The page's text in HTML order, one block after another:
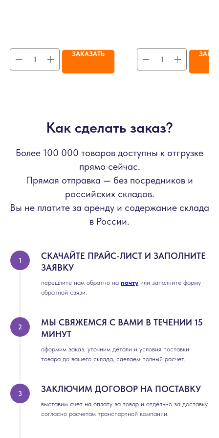
ЗАКАЗАТЬ
Как сделать заказ?
Более 100 000 товаров доступны к отгрузке
прямо сейчас.
Прямая отправка — без посредников и
российских складов.
Вы не платите за аренду и содержание склада
в России.
СКАЧАЙТЕ ПРАЙС-ЛИСТ И ЗАПОЛНИТЕ
ЗАЯВКУ
перешлите нам обратно на почту или заполните форму
обратной связи.
МЫ СВЯЖЕМСЯ С ВАМИ В ТЕЧЕНИИ 15
МИНУТ
оформим заказ, уточним детали и условия поставки
товара до вашего склада, сделаем полный расчет.
ЗАКЛЮЧИМ ДОГОВОР НА ПОСТАВКУ
выставим счет на оплату за товар и отдельно за доставку,
согласно расчетам транспортной компании.